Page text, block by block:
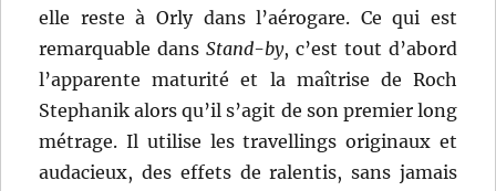
elle reste à Orly dans l’aérogare. Ce qui est
remarquable dansStand-by, c’est tout d’abord
l’apparente maturité et la maîtrise de Roch
Stephanik alors qu’il s’agit de son premier long
métrage. Il utilise les travellings originaux et
audacieux, des effets de ralentis, sans jamais